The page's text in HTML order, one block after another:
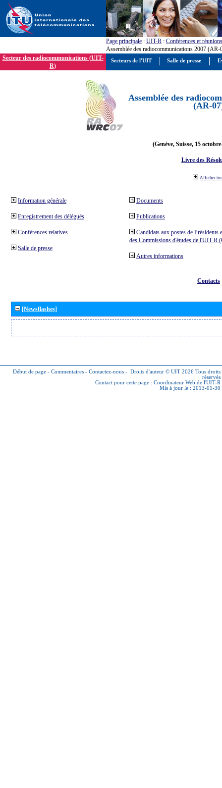
Page principale : UIT-R : Conférences et réunions
Assemblée des radiocommunications 2007 (AR-
Secteur des radiocommunications (UIT-
R)
Assemblée des
(AR-
(Genève, Suisse, 15
Livre des
Afficher
Information générale
Enregistrement des délégués
Conférences relatives
Salle de presse
Documents
Publications
Candidats aux postes de Présidents
des Commissions d'études de l'UIT-R
Autres informations
Contacts
[Newsflashes]
Début de page - Commentaires - Contactez-nous - Droits d'auteur © UIT 2026 Tous droits
réservés
Contact pour cette page : Coordinateur Web de l'UIT-R
Mis à jour le : 2013-01-30
Secteurs de l'UIT Salle de presse